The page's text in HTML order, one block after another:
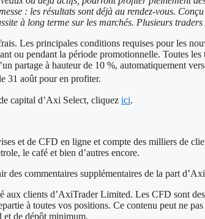
: les résultats sont déjà au rendez-vous.
à long terme sur les marchés. Plusieurs
Les principales conditions requises pour les
ou pendant la période promotionnelle. Toutes
partage à hauteur de 10 %, automatiquement
31 août pour en profiter.
capital d’Axi Select, cliquez ici.
et de CFD en ligne et compte des milliers de
le café et bien d’autres encore.
commentaires supplémentaires de la part
aux clients d’AxiTrader Limited. Les CFD sont
à toutes vos positions. Ce contenu peut ne
et de dépôt minimum.